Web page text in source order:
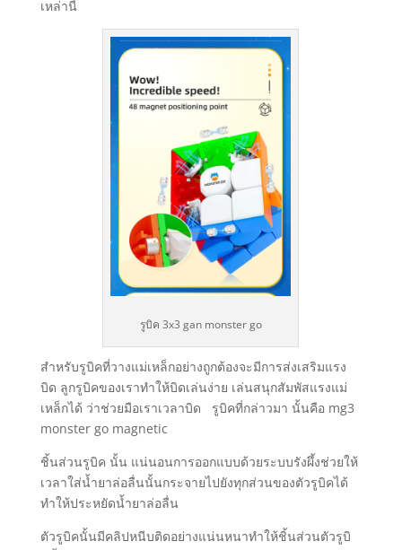
เหล่านี้
รูบิค 3x3 gan monster go
สำหรับรูบิคที่วางแม่เหล็กอย่างถูกต้องจะมีการส่งเสริมแรง
บิด ลูกรูบิคของเราทำให้บิดเล่นง่าย เล่นสนุกสัมพัสแรงแม่
เหล็กได้ ว่าช่วยมือเราเวลาบิด รูบิคที่กล่าวมา นั้นคือ mg3
monster go magnetic
ชิ้นส่วนรูบิค นั้น แน่นอนการออกแบบด้วยระบบรังผึ้งช่วยให้
เวลาใส่น้ำยาล่อลื่นนั้นกระจายไปยังทุกส่วนของตัวรูบิคได้
ทำให้ประหยัดน้ำยาล่อลื่น
ตัวรูบิคนั้นมีคลิปหนีบติดอย่างแน่นหนาทำให้ชิ้นส่วนตัวรูบิ